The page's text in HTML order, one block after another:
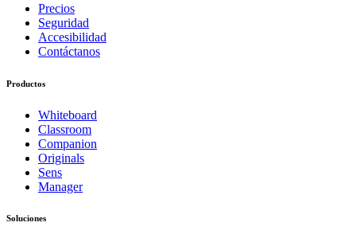
Precios
Seguridad
Accesibilidad
Contáctanos
Productos
Whiteboard
Classroom
Companion
Originals
Sens
Manager
Soluciones